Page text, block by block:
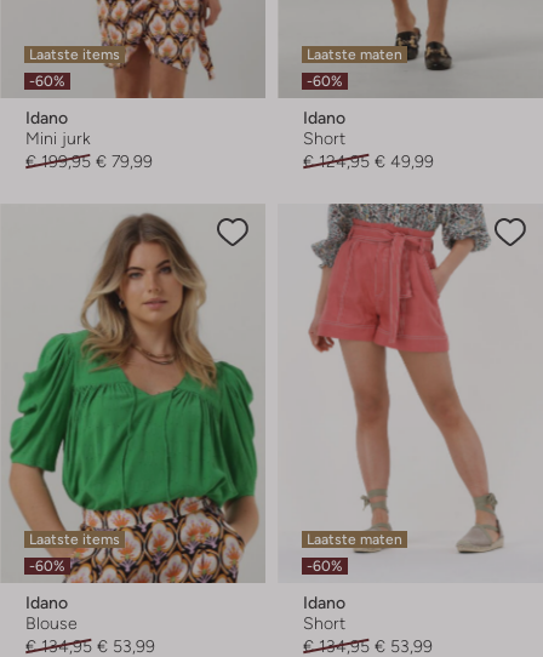
Laatste items
-60%
Idano
Mini jurk
€ 199,95 € 79,99
Laatste maten
-60%
Idano
Short
€ 124,95 € 49,99
Laatste items
-60%
Idano
Blouse
€ 134,95 € 53,99
Laatste maten
-60%
Idano
Short
€ 134,95 € 53,99